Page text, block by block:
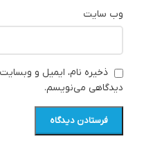
وب‌ سایت
ذخیره نام، ایمیل و
دیدگاهی می‌نویسم.